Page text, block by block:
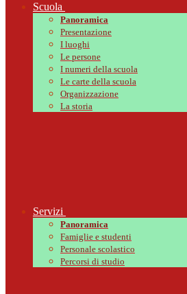
Scuola
Panoramica
Presentazione
I luoghi
Le persone
I numeri della scuola
Le carte della scuola
Organizzazione
La storia
Servizi
Panoramica
Famiglie e studenti
Personale scolastico
Percorsi di studio